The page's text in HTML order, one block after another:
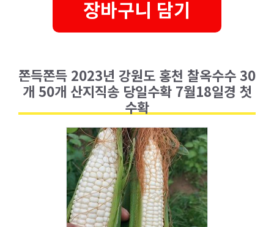
장바구니 담기
쫀득쫀득 2023년 강원도 홍천 찰옥수수 30
개 50개 산지직송 당일수확 7월18일경 첫
수확